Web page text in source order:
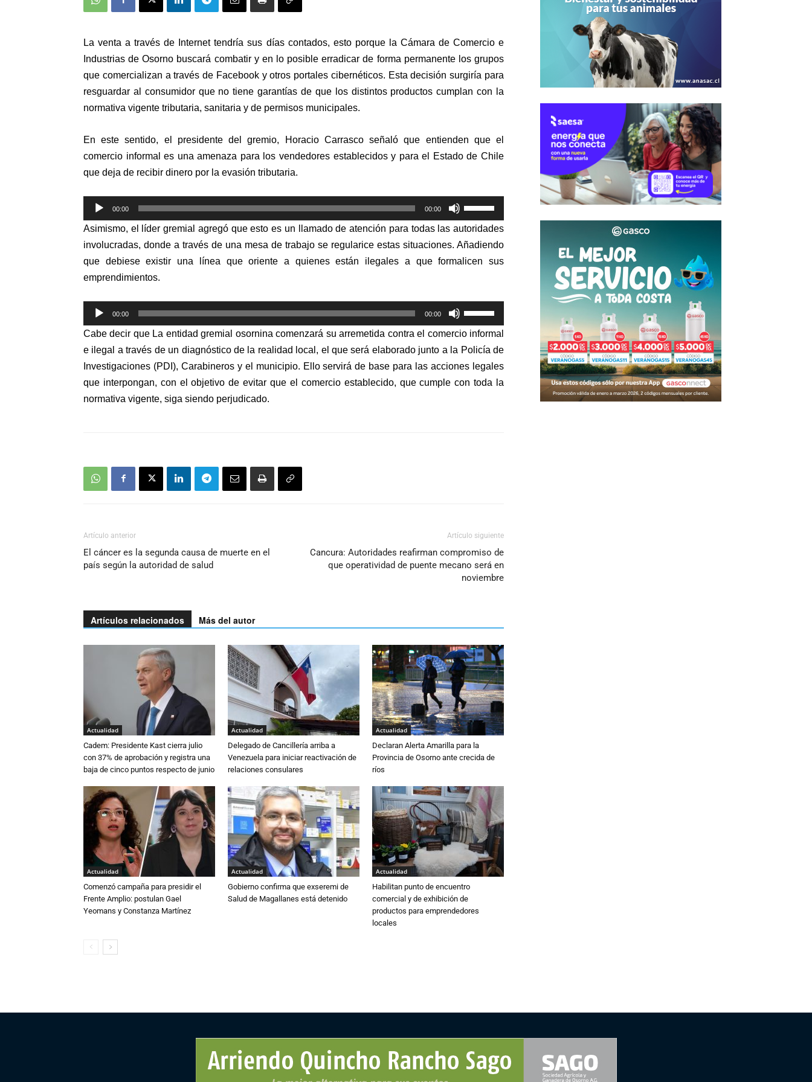
La venta a través de Internet tendría sus días contados, esto porque la Cámara de Comercio e
Industrias de Osorno buscará combatir y en lo posible erradicar de forma permanente los grupos
que comercializan a través de Facebook y otros portales cibernéticos. Esta decisión surgiría para
resguardar al consumidor que no tiene garantías de que los distintos productos cumplan con la
normativa vigente tributaria, sanitaria y de permisos municipales.
En este sentido, el presidente del gremio, Horacio Carrasco señaló que entienden que el
comercio informal es una amenaza para los vendedores establecidos y para el Estado de Chile
que deja de recibir dinero por la evasión tributaria.
Reproductor
de
audio
00:00 00:00
las
teclas
de
flecha
aumentar
o
disminuir
Asimismo, el líder gremial agregó que esto es un llamado de atención para todas las autoridades
involucradas, donde a través de una mesa de trabajo se regularice estas situaciones. Añadiendo
que debiese existir una línea que oriente a quienes están ilegales a que formalicen sus
emprendimientos.
Reproductor
de
audio
00:00 00:00
las
teclas
de
flecha
arriba/abajo
Cabe decir que La entidad gremial osornina comenzará su arremetida contra el comercio informal
e ilegal a través de un diagnóstico de la realidad local, el que será elaborado junto a la Policía de
Investigaciones (PDI), Carabineros y el municipio. Ello servirá de base para las acciones legales
que interpongan, con el objetivo de evitar que el comercio establecido, que cumple con toda la
normativa vigente, siga siendo perjudicado.
Artículo anterior
El cáncer es la segunda causa de muerte en el
país según la autoridad de salud
Artículo siguiente
Cancura: Autoridades reafirman compromiso de
que operatividad de puente mecano será en
noviembre
Artículos relacionados Más del autor
Actualidad
Cadem: Presidente Kast cierra julio
con 37% de aprobación y registra una
baja de cinco puntos respecto de junio
Actualidad
Delegado de Cancillería arriba a
Venezuela para iniciar reactivación de
relaciones consulares
Actualidad
Declaran Alerta Amarilla para la
Provincia de Osorno ante crecida de
ríos
Actualidad
Comenzó campaña para presidir el
Frente Amplio: postulan Gael
Yeomans y Constanza Martínez
Actualidad
Gobierno confirma que exseremi de
Salud de Magallanes está detenido
Actualidad
Habilitan punto de encuentro
comercial y de exhibición de
productos para emprendedores
locales